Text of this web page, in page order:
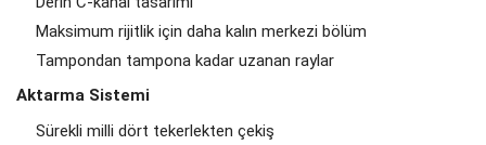
Maksimum rijitlik için daha kalın merkezi bölüm
Tampondan tampona kadar uzanan raylar
Aktarma Sistemi
Sürekli milli dört tekerlekten çekiş